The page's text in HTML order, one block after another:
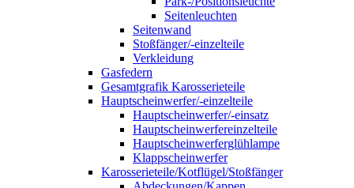
Seitenleuchten
Seitenwand
Stoßfänger/-einzelteile
Verkleidung
Gasfedern
Gesamtgrafik Karosserieteile
Hauptscheinwerfer/-einzelteile
Hauptscheinwerfer/-einsatz
Hauptscheinwerfereinzelteile
Hauptscheinwerferglühlampe
Klappscheinwerfer
Karosserieteile/Kotflügel/Stoßfänger